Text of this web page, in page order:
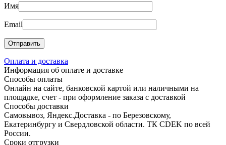
Имя
Email
Оплата и доставка
Информация об оплате и доставке
Способы оплаты
Онлайн на сайте, банковской картой или наличными на
площадке, счет - при оформление заказа с доставкой
Способы доставки
Самовывоз, Яндекс.Доставка - по Березовскому,
Екатеринбургу и Свердловской области. ТК CDEK по всей
России.
Сроки отгрузки